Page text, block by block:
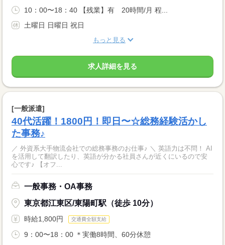
10：00〜18：40 【残業】有 20時間/月 程...
土曜日 日曜日 祝日
もっと見る
求人詳細を見る
[一般派遣]
40代活躍！1800円！即日〜☆総務経験活かし
た事務♪
／ 外資系大手物流会社での総務事務のお仕事♪ ＼ 英語力は不問！ AI
を活用して翻訳したり、英語が分かる社員さんが近くにいるので安
心です♪ 【オフ...
一般事務・OA事務
東京都江東区/東陽町駅（徒歩 10分）
時給1,800円 交通費全額支給
9：00〜18：00 ＊実働8時間、60分休憩